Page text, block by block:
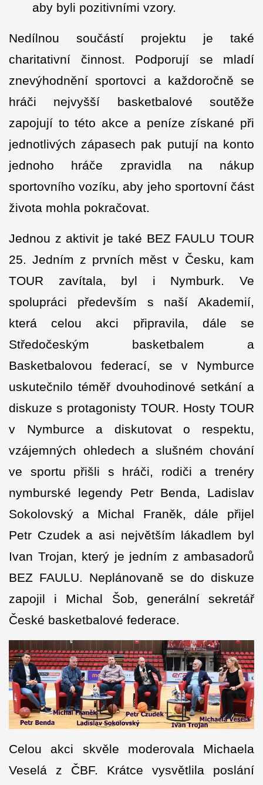
aby byli pozitivními vzory.
Nedílnou součástí projektu je také
charitativní činnost. Podporují se mladí
znevýhodnění sportovci a každoročně se
hráči nejvyšší basketbalové soutěže
zapojují to této akce a peníze získané při
jednotlivých zápasech pak putují na konto
jednoho hráče zpravidla na nákup
sportovního vozíku, aby jeho sportovní část
života mohla pokračovat.
Jednou z aktivit je také BEZ FAULU TOUR
25. Jedním z prvních měst v Česku, kam
TOUR zavítala, byl i Nymburk. Ve
spolupráci především s naší Akademií,
která celou akci připravila, dále se
Středočeským basketbalem a
Basketbalovou federací, se v Nymburce
uskutečnilo téměř dvouhodinové setkání a
diskuze s protagonisty TOUR. Hosty TOUR
v Nymburce a diskutovat o respektu,
vzájemných ohledech a slušném chování
ve sportu přišli s hráči, rodiči a trenéry
nymburské legendy Petr Benda, Ladislav
Sokolovský a Michal Franěk, dále přijel
Petr Czudek a asi největším lákadlem byl
Ivan Trojan, který je jedním z ambasadorů
BEZ FAULU. Neplánovaně se do diskuze
zapojil i Michal Šob, generální sekretář
České basketbalové federace.
Celou akci skvěle moderovala Michaela
Veselá z ČBF. Krátce vysvětlila poslání